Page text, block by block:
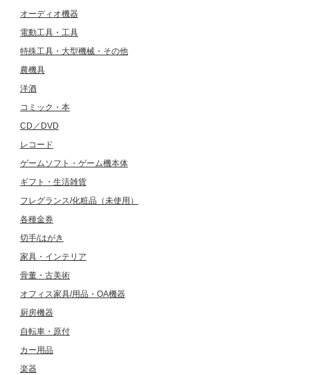
オーディオ機器
電動工具・工具
特殊工具・大型機械・その他
農機具
洋酒
コミック・本
CD／DVD
レコード
ゲームソフト・ゲーム機本体
ギフト・生活雑貨
フレグランス/化粧品（未使用）
各種金券
切手/はがき
家具・インテリア
骨董・古美術
オフィス家具/用品・OA機器
厨房機器
自転車・原付
カー用品
楽器